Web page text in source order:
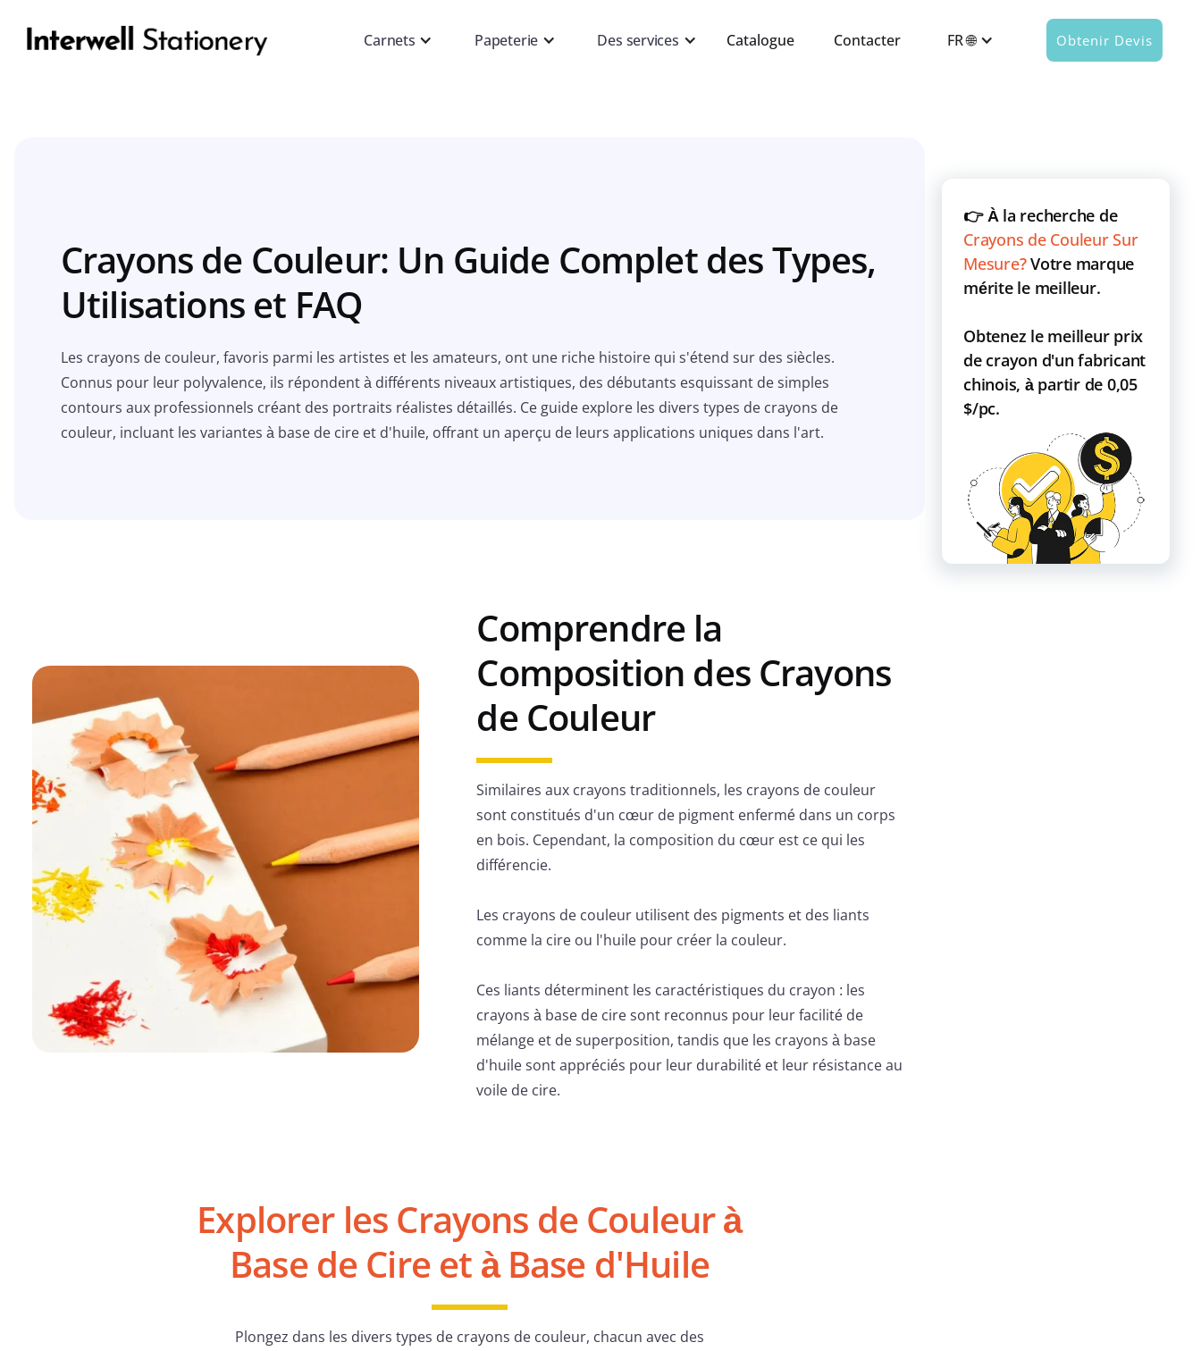
Carnets Papeterie Des services Catalogue Contacter FR 🌐 Obtenir Devis
Crayons de Couleur: Un Guide Complet des Types,
Utilisations et FAQ
Les crayons de couleur, favoris parmi les artistes et les amateurs, ont une riche histoire qui s'étend sur des siècles.
Connus pour leur polyvalence, ils répondent à différents niveaux artistiques, des débutants esquissant de simples
contours aux professionnels créant des portraits réalistes détaillés. Ce guide explore les divers types de crayons de
couleur, incluant les variantes à base de cire et d'huile, offrant un aperçu de leurs applications uniques dans l'art.
Comprendre la
Composition des Crayons
de Couleur
Similaires aux crayons traditionnels, les crayons de couleur
sont constitués d'un cœur de pigment enfermé dans un corps
en bois. Cependant, la composition du cœur est ce qui les
différencie.
Les crayons de couleur utilisent des pigments et des liants
comme la cire ou l'huile pour créer la couleur.
Ces liants déterminent les caractéristiques du crayon : les
crayons à base de cire sont reconnus pour leur facilité de
mélange et de superposition, tandis que les crayons à base
d'huile sont appréciés pour leur durabilité et leur résistance au
voile de cire.
Explorer les Crayons de Couleur à
Base de Cire et à Base d'Huile
Plongez dans les divers types de crayons de couleur, chacun avec des
👉 À la recherche de
Crayons de Couleur Sur
Mesure?Votre marque
mérite le meilleur.
Obtenez le meilleur prix
de crayon d'un fabricant
chinois, à partir de 0,05
$/pc.